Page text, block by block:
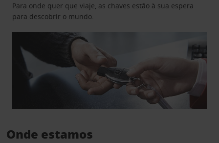
Para onde quer que viaje, as chaves estão à sua espera
para descobrir o mundo.
Onde estamos